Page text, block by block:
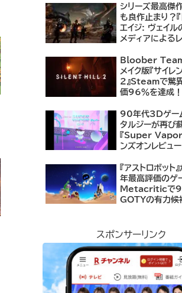
シリーズ最高傑
も良作止まり？
エイジ: ヴェイル
メディアによる
ラクター育成シ
評、戦闘システム
り
Bloober Team
メイク版『サイレ
2』Steamで驚
価96％を達成
の復活
90年代3Dゲー
タルジーが再び
『Super Vapor
ンズオンレビュ
再現したノスタ
クション
『アストロボッ
年最高評価のゲ
Metacriticで
GOTYの有力候
スポンサーリンク